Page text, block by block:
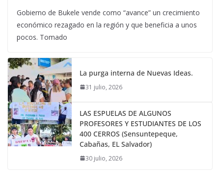
Gobierno de Bukele vende como “avance” un crecimiento
económico rezagado en la región y que beneficia a unos
pocos. Tomado
La purga interna de Nuevas Ideas.
31 julio, 2026
LAS ESPUELAS DE ALGUNOS
PROFESORES Y ESTUDIANTES DE LOS
400 CERROS (Sensuntepeque,
Cabañas, EL Salvador)
30 julio, 2026